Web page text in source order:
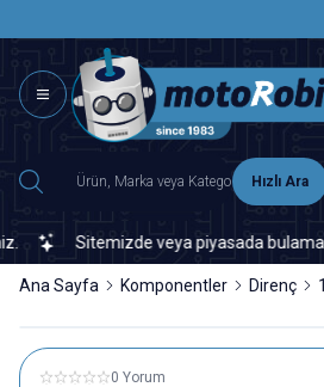
Hızlı Ara
Sitemizde veya piyasada
Ana Sayfa Komponentler Direnç
0 Yorum